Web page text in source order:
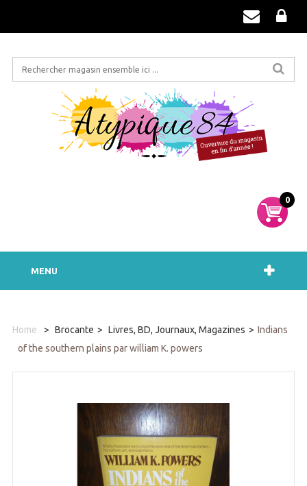
0
MENU
Home > Brocante > Livres, BD, Journaux, Magazines > Indians
of the southern plains par william K. powers